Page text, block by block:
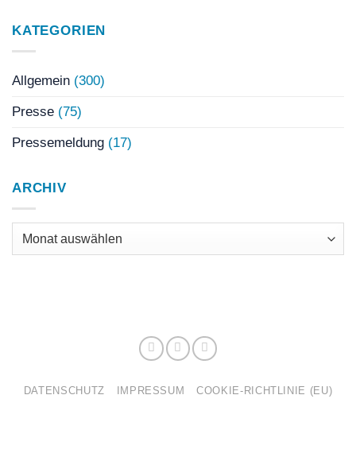
KATEGORIEN
Allgemein (300)
Presse (75)
Pressemeldung (17)
ARCHIV
Archiv
DATENSCHUTZ IMPRESSUM COOKIE-RICHTLINIE (EU)